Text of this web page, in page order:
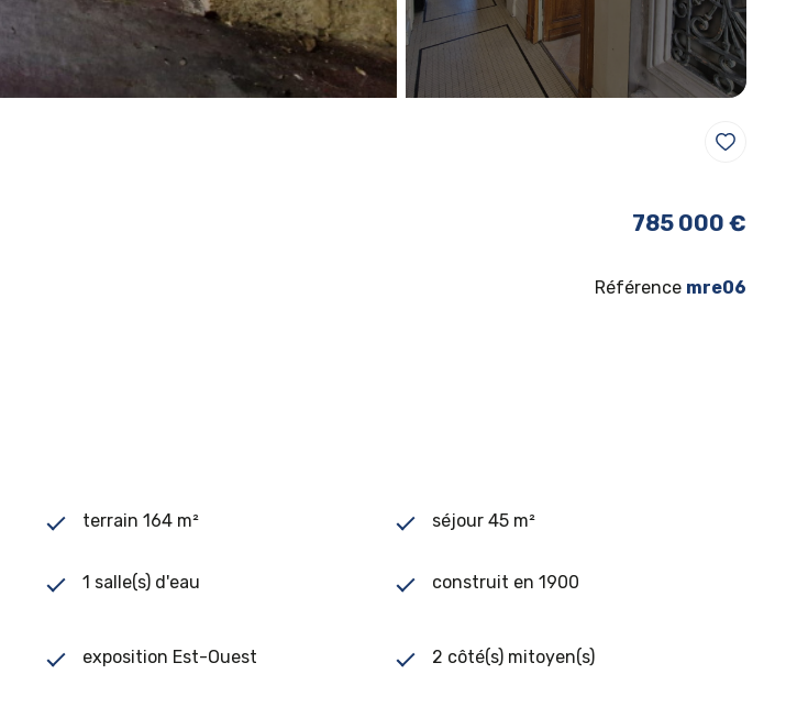
785 000 €
Référence mre06
terrain 164 m² séjour 45 m²
1 salle(s) d'eau construit en 1900
exposition Est-Ouest 2 côté(s) mitoyen(s)